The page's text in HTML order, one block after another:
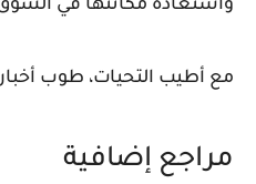
واستعادة مكانتها في
مع أطيب التحيات، طوب أخبار
مراجع إضافية